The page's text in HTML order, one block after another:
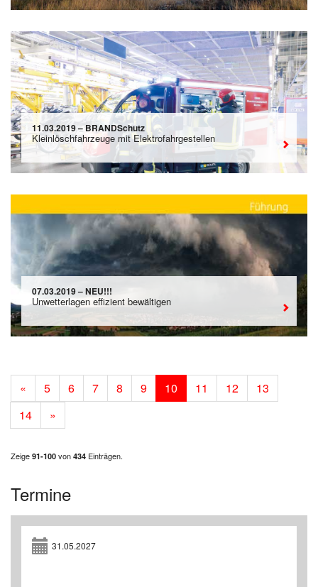
11.03.2019 – BRANDSchutz
Kleinlöschfahrzeuge mit Elektrofahrgestellen
07.03.2019 – NEU!!!
Unwetterlagen effizient bewältigen
« 5 6 7 8 9 10 11 12
13
14
»
Zeige 91-100 von 434 Einträgen.
Termine
31.05.2027